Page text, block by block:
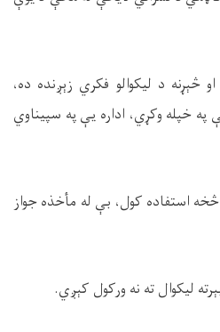
څېړنه د ليکوالو فکري زېږنده ده،
خپله وکړي، اداره یې په سپيناوي
استفاده کول، بې له مأخذه جواز
ليکوال ته نه ورکول کېږي.